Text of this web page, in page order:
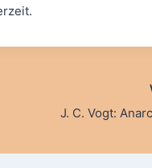
J. C. Vogt: